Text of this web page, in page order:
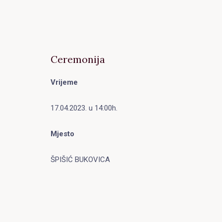
Ceremonija
Vrijeme
17.04.2023. u 14:00h.
Mjesto
ŠPIŠIĆ BUKOVICA